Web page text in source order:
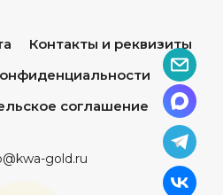
Контакты и реквизиты
соглашение
gold.ru